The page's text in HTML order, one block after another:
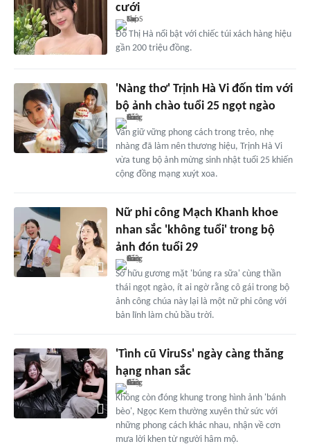
cưới
Đỗ Thị Hà nổi bật với chiếc túi xách hàng hiệu
gần 200 triệu đồng.
'Nàng thơ' Trịnh Hà Vi đốn tim với
bộ ảnh chào tuổi 25 ngọt ngào
Vẫn giữ vững phong cách trong trẻo, nhẹ
nhàng đã làm nên thương hiệu, Trịnh Hà Vi
vừa tung bộ ảnh mừng sinh nhật tuổi 25 khiến
cộng đồng mạng xuýt xoa.
Nữ phi công Mạch Khanh khoe
nhan sắc 'không tuổi' trong bộ
ảnh đón tuổi 29
Sở hữu gương mặt 'búng ra sữa' cùng thần
thái ngọt ngào, ít ai ngờ rằng cô gái trong bộ
ảnh công chúa này lại là một nữ phi công với
bản lĩnh làm chủ bầu trời.
'Tình cũ ViruSs' ngày càng thăng
hạng nhan sắc
Không còn đóng khung trong hình ảnh 'bánh
bèo', Ngọc Kem thường xuyên thử sức với
những phong cách khác nhau, nhận về cơn
mưa lời khen từ người hâm mộ.